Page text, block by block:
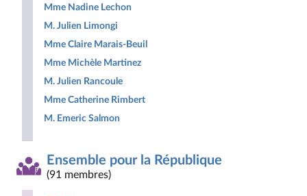
Mme Nadine Lechon
M. Julien Limongi
Mme Claire Marais-Beuil
Mme Michèle Martinez
M. Julien Rancoule
Mme Catherine Rimbert
M. Emeric Salmon
Ensemble pour la République
(91 membres)